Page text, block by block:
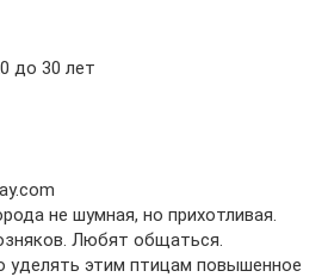
до 30 лет
не шумная, но прихотливая.
Любят общаться.
уделять этим птицам повышенное